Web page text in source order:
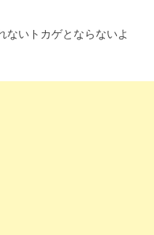
ないトカゲとならないよ